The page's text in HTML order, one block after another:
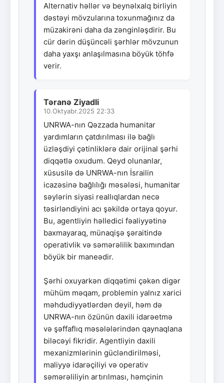
Alternativ həllər və beynəlxalq birliyin
dəstəyi mövzularına toxunmağınız da
müzakirəni daha da zənginləşdirir. Bu
cür dərin düşüncəli şərhlər mövzunun
daha yaxşı anlaşılmasına böyük töhfə
verir.
Təranə Ziyadli
10.Oktyabr.2025 22:33
UNRWA-nın Qəzzada humanitar
yardımların çatdırılması ilə bağlı
üzləşdiyi çətinliklərə dair orijinal şərhi
diqqətlə oxudum. Qeyd olunanlar,
xüsusilə də UNRWA-nın İsrailin
icazəsinə bağlılığı məsələsi, humanitar
səylərin siyasi reallıqlardan necə
təsirləndiyini acı şəkildə ortaya qoyur.
Bu, agentliyin həlledici fəaliyyətinə
baxmayaraq, münaqişə şəraitində
operativlik və səmərəlilik baxımından
böyük bir maneədir.
Şərhi oxuyarkən diqqətimi çəkən digər
mühüm məqam, problemin yalnız xarici
məhdudiyyətlərdən deyil, həm də
UNRWA-nın özünün daxili idarəetmə
və şəffaflıq məsələlərindən qaynaqlana
biləcəyi fikridir. Agentliyin daxili
mexanizmlərinin gücləndirilməsi,
maliyyə idarəçiliyi və operativ
səmərəliliyin artırılması, həmçinin